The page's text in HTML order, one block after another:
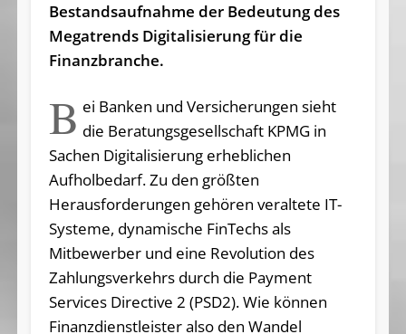
Bestandsaufnahme der Bedeutung des
Megatrends Digitalisierung für die
Finanzbranche.
B ei Banken und Versicherungen sieht
die Beratungsgesellschaft KPMG in
Sachen Digitalisierung erheblichen
Aufholbedarf. Zu den größten
Herausforderungen gehören veraltete IT-
Systeme, dynamische FinTechs als
Mitbewerber und eine Revolution des
Zahlungsverkehrs durch die Payment
Services Directive 2 (PSD2). Wie können
Finanzdienstleister also den Wandel